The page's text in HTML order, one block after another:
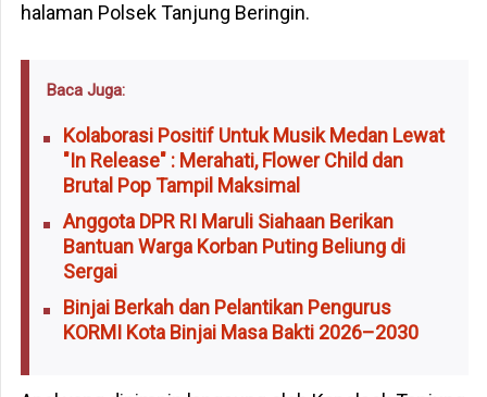
halaman Polsek Tanjung Beringin.
Baca Juga:
Kolaborasi Positif Untuk Musik Medan Lewat
"In Release" : Merahati, Flower Child dan
Brutal Pop Tampil Maksimal
Anggota DPR RI Maruli Siahaan Berikan
Bantuan Warga Korban Puting Beliung di
Sergai
Binjai Berkah dan Pelantikan Pengurus
KORMI Kota Binjai Masa Bakti 2026–2030